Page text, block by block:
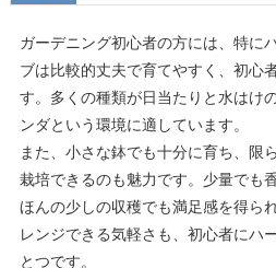
ガーデニング初心者の方には、特に
ブは比較的丈夫で育てやすく、初心
す。多くの種類が日当たりと水はけ
ンダという環境に適しています。
また、小さな鉢でも十分に育ち、限
栽培できるのも魅力です。少量でも
ほんの少しの収穫でも満足感を得ら
レンジできる気軽さも、初心者にハ
とつです。